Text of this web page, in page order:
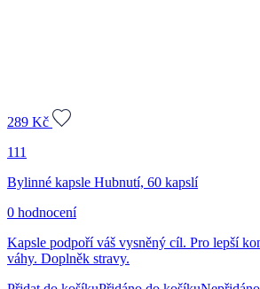
289 Kč
111
Bylinné kapsle Hubnutí, 60 kapslí
0 hodnocení
Kapsle podpoří váš vysněný cíl. Pro lepší
váhy. Doplněk stravy.